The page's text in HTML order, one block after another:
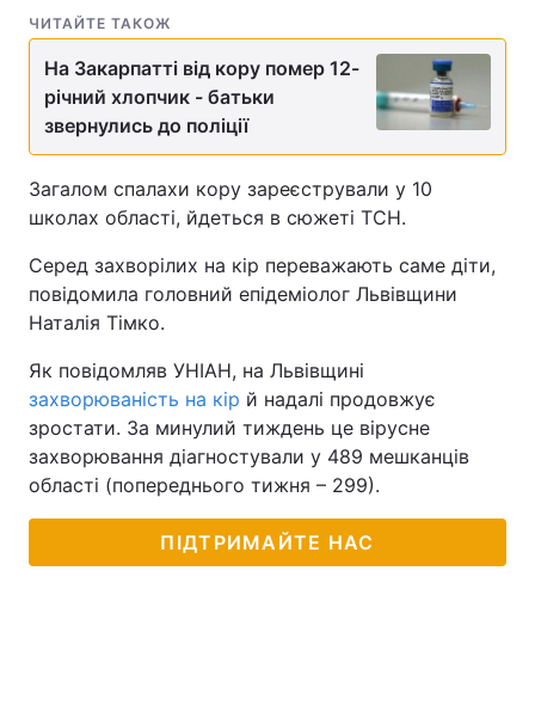
ЧИТАЙТЕ ТАКОЖ
На Закарпатті від кору помер 12-
річний хлопчик - батьки
звернулись до поліції
Загалом спалахи кору зареєстрували у 10
школах області, йдеться в сюжеті ТСН.
Серед захворілих на кір переважають саме діти,
повідомила головний епідеміолог Львівщини
Наталія Тімко.
Як повідомляв УНІАН, на Львівщині
захворюваність на кір й надалі продовжує
зростати. За минулий тиждень це вірусне
захворювання діагностували у 489 мешканців
області (попереднього тижня – 299).
ПІДТРИМАЙТЕ НАС